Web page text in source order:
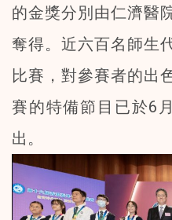
的金獎分別由仁濟醫
奪得。近六百名師生
比賽，對參賽者的出
賽的特備節目已於6
出。